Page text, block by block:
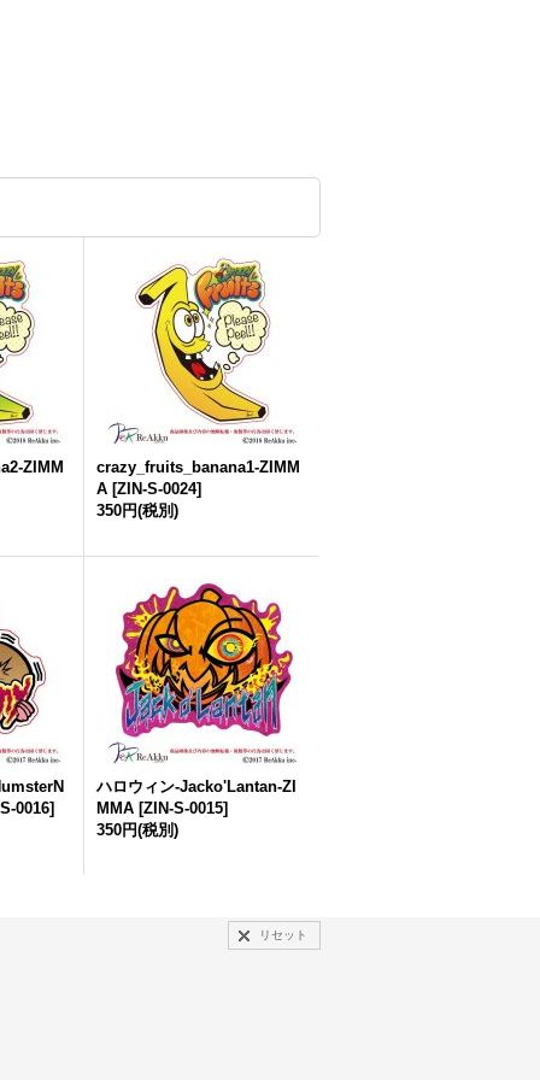
ZIMM
crazy_fruits_banana1-ZIMM
A [ZIN-S-0024]
350円(税別)
0016]
ハロウィン-Jacko'Lantan-ZI
MMA [ZIN-S-0015]
350円(税別)
リセット